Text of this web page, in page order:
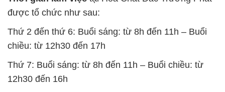
được tổ chức như sau:
Thứ 2 đến thứ 6: Buổi sáng: từ 8h đến 11h – Buổi
chiều: từ 12h30 đến 17h
Thứ 7: Buổi sáng: từ 8h đến 11h – Buổi chiều: từ
12h30 đến 16h